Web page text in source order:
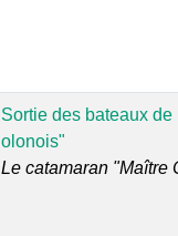
Sortie des bateaux
olonois"
Le catamaran "Maître